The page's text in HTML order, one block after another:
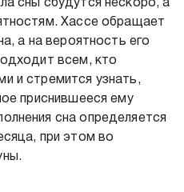
сны сбудутся нескоро, а
Хассе обращает
а на вероятность его
всем, кто
и стремится узнать,
приснившееся ему
сна определяется
при этом во